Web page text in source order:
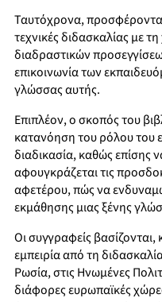
Ταυτόχρονα,
τεχνικές διδασκαλίας µε
διαδραστικών
επικοινωνία των
γλώσσας αυτής.
Επιπλέον, ο σκοπός του
κατανόηση του ρόλου του
διαδικασία, καθώς επίσης
αφουγκράζεται τις
αφετέρου, πώς να
εκµάθησης µιας ξένης
Οι συγγραφείς
εµπειρία από τη
Ρωσία, στις Ηνωµένες
διάφορες ευρωπαϊκές